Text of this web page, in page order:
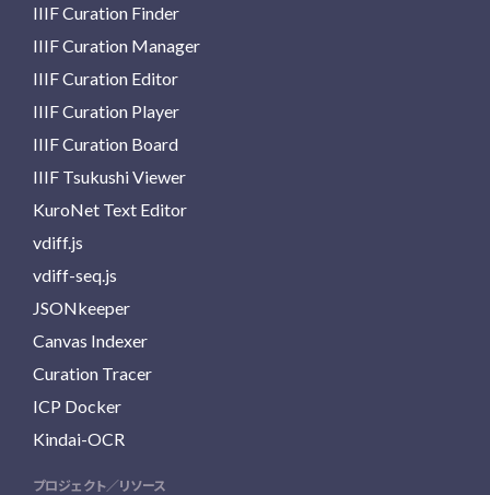
IIIF Curation Finder
IIIF Curation Manager
IIIF Curation Editor
IIIF Curation Player
IIIF Curation Board
IIIF Tsukushi Viewer
KuroNet Text Editor
vdiff.js
vdiff-seq.js
JSONkeeper
Canvas Indexer
Curation Tracer
ICP Docker
Kindai-OCR
プロジェクト／リソース